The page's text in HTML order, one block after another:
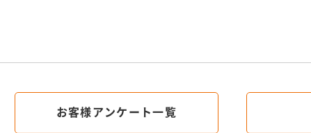
お客様アンケート一覧